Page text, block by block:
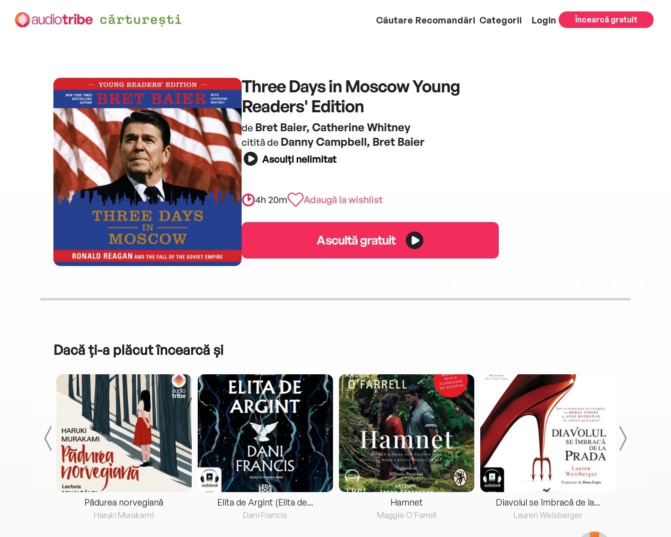
Căutare Recomandări Categorii Login Încearcă gratuit
Three Days in Moscow Young
Readers' Edition
de Bret Baier, Catherine Whitney
citită de Danny Campbell, Bret Baier
Asculți nelimitat
4h 20m Adaugă la wishlist
Ascultă gratuit
Dacă ți-a plăcut încearcă și
Pădurea norvegiană
Haruki Murakami
Elita de Argint (Elita de...
Dani Francis
Hamnet
Maggie O'Farrell
Diavolul se îmbracă de la...
Lauren Weisberger